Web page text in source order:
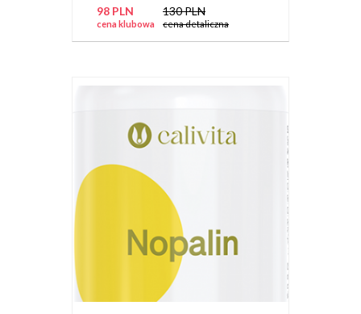
98 PLN
cena klubowa
130 PLN
cena detaliczna